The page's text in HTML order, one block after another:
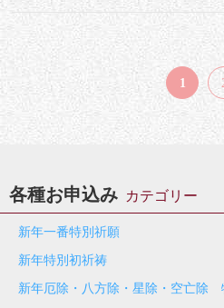
1
各種お申込み カテゴリー
新年一番特別祈願
新年特別初祈祷
新年厄除・八方除・星除・空亡除